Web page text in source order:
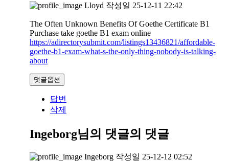
Lloyd 작성일 25-12-11 22:42
The Often Unknown Benefits Of Goethe Certificate B1
Purchase take goethe B1 exam online
https://adirectorysubmit.com/listings13436821/affordable-
goethe-b1-exam-what-s-the-only-thing-nobody-is-talking-
about
댓글옵션
답변
삭제
Ingeborg님의 댓글의 댓글
Ingeborg 작성일 25-12-12 02:52